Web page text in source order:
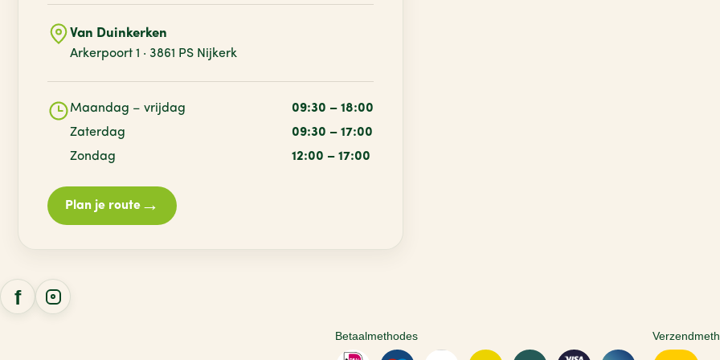
Van Duinkerken
Arkerpoort 1 · 3861 PS Nijkerk
Maandag – vrijdag
09:30 – 18:00
Zaterdag
09:30 – 17:00
Zondag
12:00 – 17:00
Plan je route →
Betaalmethodes